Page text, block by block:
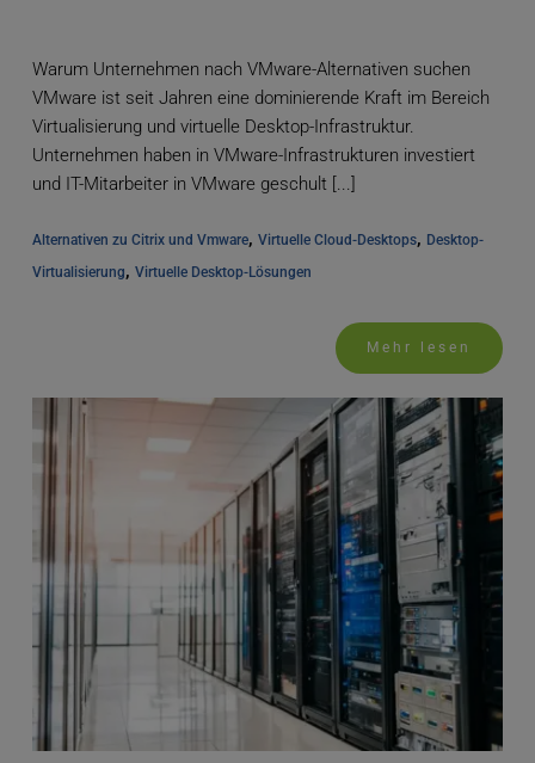
Warum Unternehmen nach VMware-Alternativen suchen
VMware ist seit Jahren eine dominierende Kraft im Bereich
Virtualisierung und virtuelle Desktop-Infrastruktur.
Unternehmen haben in VMware-Infrastrukturen investiert
und IT-Mitarbeiter in VMware geschult [...]
Alternativen zu Citrix und Vmware, Virtuelle Cloud-Desktops, Desktop-
Virtualisierung, Virtuelle Desktop-Lösungen
Mehr lesen